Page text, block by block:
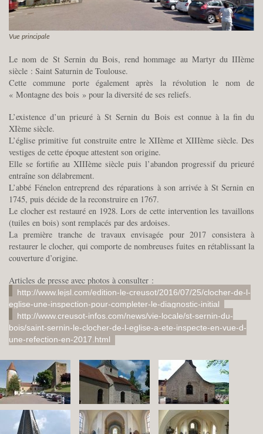
Vue principale
Le nom de St Sernin du Bois, rend hommage au Martyr du IIIème
siècle : Saint Saturnin de Toulouse.
Cette commune porte également après la révolution le nom de
« Montagne des bois » pour la diversité de ses reliefs.
L’existence d’un prieuré à St Sernin du Bois est connue à la fin du
XIème siècle.
L’église primitive fut construite entre le XIIème et XIIIème siècle. Des
vestiges de cette époque attestent son origine.
Elle se fortifie au XIIIème siècle puis l’abandon progressif du prieuré
entraîne son délabrement.
L’abbé Fénelon entreprend des réparations à son arrivée à St Sernin en
1745, puis décide de la reconstruire en 1767.
Le clocher est restauré en 1928. Lors de cette intervention les tavaillons
(tuiles en bois) sont remplacés par des ardoises.
La première tranche de travaux envisagée pour 2017 consistera à
restaurer le clocher, qui comporte de nombreuses fuites en rétablissant la
couverture d’origine.
Articles de presse avec photos à consulter :
http://www.lejsl.com/edition-le-creusot/2016/07/25/clocher-de-l-
eglise-une-inspection-pour-completer-le-diagnostic-initial
http://www.creusot-infos.com/news/vie-locale/st-sernin-du-
bois/saint-sernin-le-clocher-de-l-eglise-a-ete-inspecte-en-vue-d-
une-refection-en-2017.html